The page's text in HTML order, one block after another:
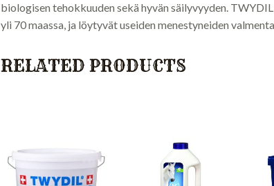
biologisen tehokkuuden sekä hyvän säilyvyyden.
yli 70 maassa, ja löytyvät useiden menestyneiden
RELATED PRODUCTS